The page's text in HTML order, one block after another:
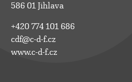
586 01 Jihlava
+420 774 101 686
cdf@c-d-f.cz
www.c-d-f.cz